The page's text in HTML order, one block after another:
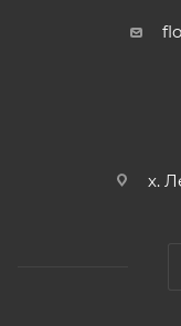
х.